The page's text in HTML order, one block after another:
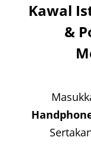
Kawal
&